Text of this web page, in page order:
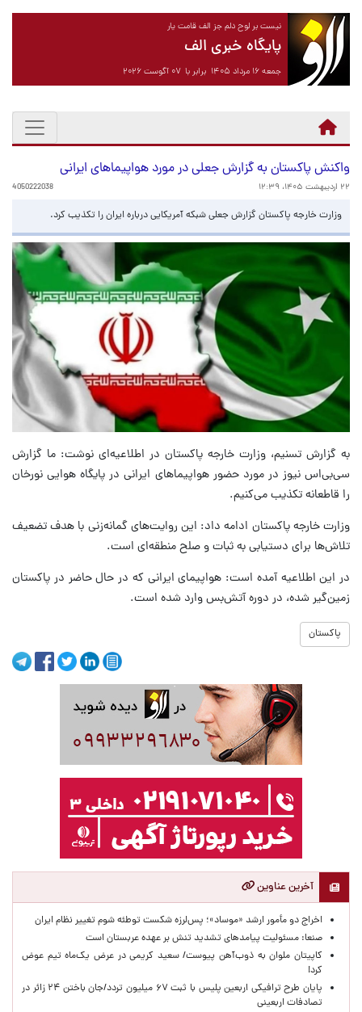
نیست بر لوح دلم جز الف قامت یار
پایگاه خبری الف
جمعه ۱۶ مرداد ۱۴۰۵ برابر با ۰۷ آگوست ۲۰۲۶
واکنش پاکستان به گزارش جعلی در مورد هواپیماهای ایرانی
۲۲ اردیبهشت ۱۴۰۵، ۱۲:۳۹ 4050222038
وزارت خارجه پاکستان گزارش جعلی شبکه آمریکایی درباره ایران را تکذیب کرد.
به گزارش تسنیم، وزارت خارجه پاکستان در اطلاعیه‌ای نوشت: ما گزارش
سی‌بی‌اس نیوز در مورد حضور هواپیماهای ایرانی در پایگاه هوایی نورخان
را قاطعانه تکذیب می‌کنیم.
وزارت خارجه پاکستان ادامه داد: این روایت‌های گمانه‌زنی با هدف تضعیف
تلاش‌ها برای دستیابی به ثبات و صلح منطقه‌ای است.
در این اطلاعیه آمده است: هواپیمای ایرانی که در حال حاضر در پاکستان
زمین‌گیر شده، در دوره آتش‌بس وارد شده است.
پاکستان
آخرین عناوین
اخراج دو مأمور ارشد «موساد»؛ پس‌لرزه شکست توطئه شوم تغییر نظام ایران
صنعا: مسئولیت پیامدهای تشدید تنش بر عهده عربستان است
کاپیتان ملوان به ذوب‌آهن پیوست/ سعید کریمی در عرض یک‌ماه تیم عوض
کرد!
پایان طرح ترافیکی اربعین پلیس با ثبت ۶۷ میلیون تردد/جان باختن ۲۴ زائر در
تصادفات اربعینی